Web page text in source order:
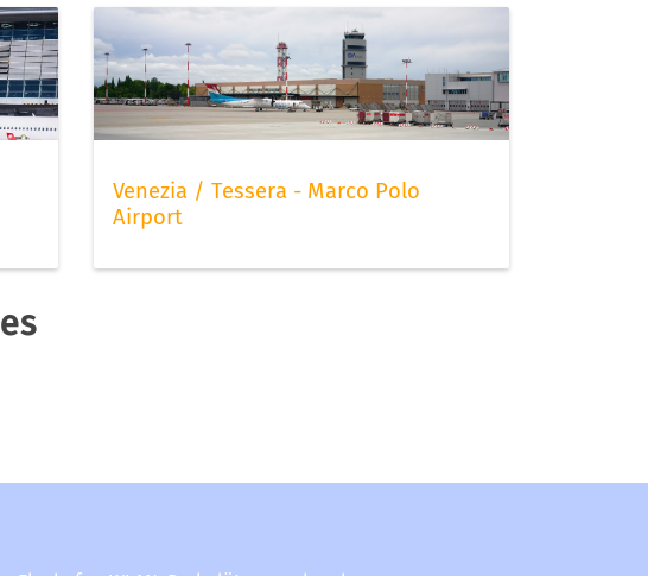
Venezia / Tessera - Marco Polo
Airport